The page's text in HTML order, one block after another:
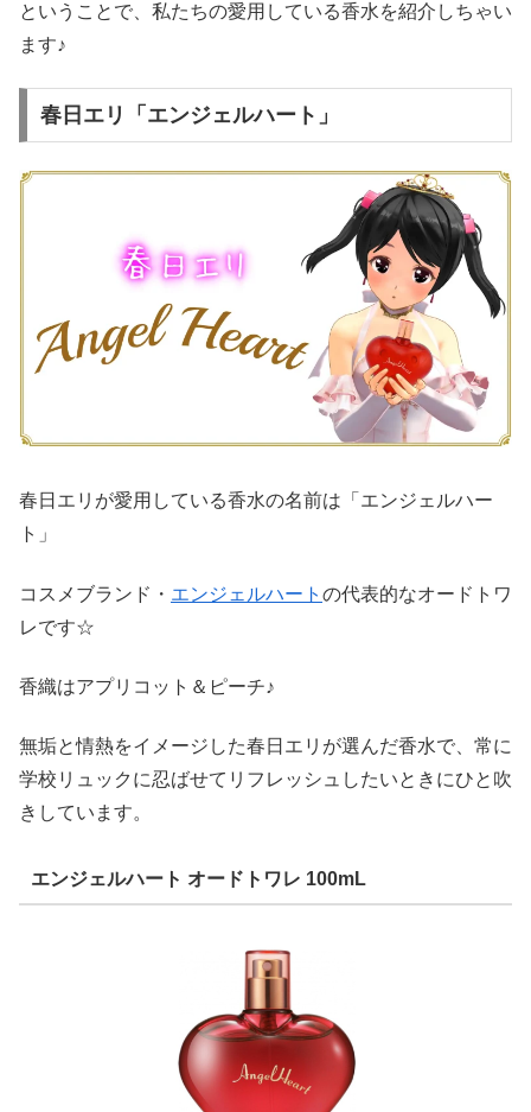
ということで、私たちの愛用している香水を紹介しちゃい
ます♪
春日エリ「エンジェルハート」
春日エリが愛用している香水の名前は「エンジェルハー
ト」
コスメブランド・ エンジェルハート の代表的なオードトワ
レです☆
香織はアプリコット＆ピーチ♪
無垢と情熱をイメージした春日エリが選んだ香水で、常に
学校リュックに忍ばせてリフレッシュしたいときにひと吹
きしています。
エンジェルハート オードトワレ 100mL